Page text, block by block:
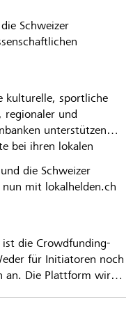
Schweizer
kulturelle, sportliche
regionaler und
unterstützen
bei ihren lokalen
die Schweizer
nun mit lokalhelden.ch
die Crowdfunding-
für Initiatoren noch
an. Die Plattform wird